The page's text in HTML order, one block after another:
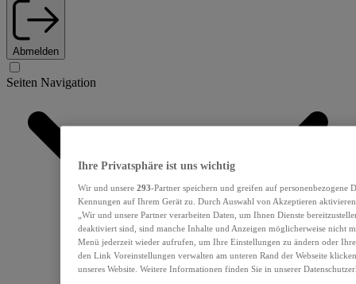
Abmelden
Seiten Navigation
Ihre Privatsphäre ist uns wichtig
Wir und unsere 293-Partner speichern und greifen auf personenbezogene
Kennungen auf Ihrem Gerät zu. Durch Auswahl von Akzeptieren
„Wir und unsere Partner verarbeiten Daten, um Ihnen Dienste
deaktiviert sind, sind manche Inhalte und Anzeigen möglicherweise nicht
Menü jederzeit wieder aufrufen, um Ihre Einstellungen zu ändern oder
den Link Voreinstellungen verwalten am unteren Rand der Webseite
unseres Website. Weitere Informationen finden Sie in unserer